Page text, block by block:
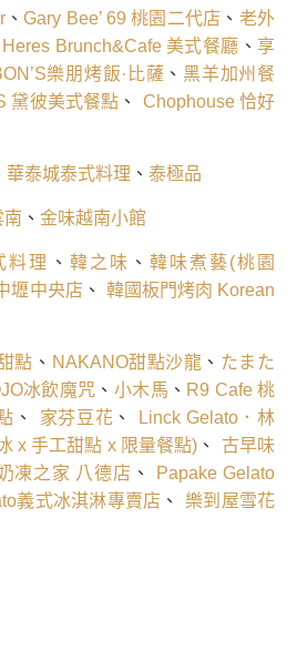
、Gary Bee’ 69 桃園二代店 、 老外
Heres Brunch&Cafe 美式餐廳 、享
樂朋烤飯·比薩 、 黑羊加州餐
黛彼美式餐點 、
Chophouse 恰好
華泰城泰式料理 、 泰極品
南 、 金味越南小館
料理 、 韓之味 、 韓味煮藝(桃園
壢中央店 、
韓國板門烤肉 Korean
點 、 NAKANO甜點沙龍 、 たまた
冰飲魔咒 、 小木馬 、 R9 Cafe 桃
、 家芬豆花 、
Linck Gelato．林
x 手工甜點 x 限量餐點) 、
古早味
凍之家 八德店 、
Papake Gelato
義式冰淇淋專賣店 、
樂到屋雪花